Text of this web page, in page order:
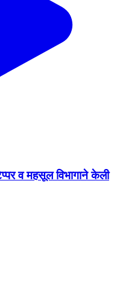
व महसूल विभागाने केली